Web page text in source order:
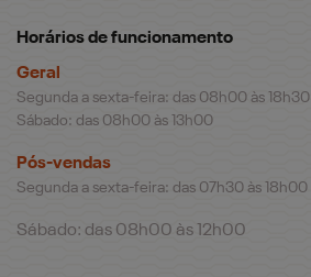
Horários de funcionamento
Geral
Segunda a sexta-feira: das 08h00 às 18h30
Sábado: das 08h00 às 13h00
Pós-vendas
Segunda a sexta-feira: das 07h30 às 18h00
Sábado: das 08h00 às 12h00